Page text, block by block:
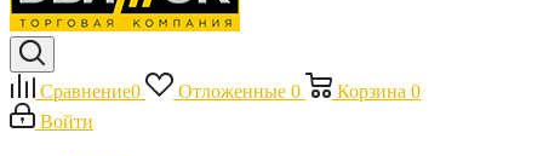
Сравнение0 Отложенные 0 Корзина 0
Войти